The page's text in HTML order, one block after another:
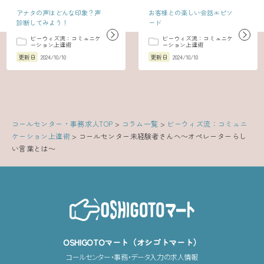
アナタの声はどんな印象？声
診断してみよう！
ビーウィズ流：コミュニケ
ーション上達術
更新日
2024/10/10
お客様との楽しい会話エピソ
ード
ビーウィズ流：コミュニケ
ーション上達術
更新日
2024/10/10
コールセンター・事務求人TOP > コラム一覧 > ビーウィズ流：コミュニ
ケーション上達術> コールセンター未経験者さんへ～オペレーターらし
い言葉とは～
OSHIGOTOマート（オシゴトマート）
コールセンター・事務・データ入力の求人情報